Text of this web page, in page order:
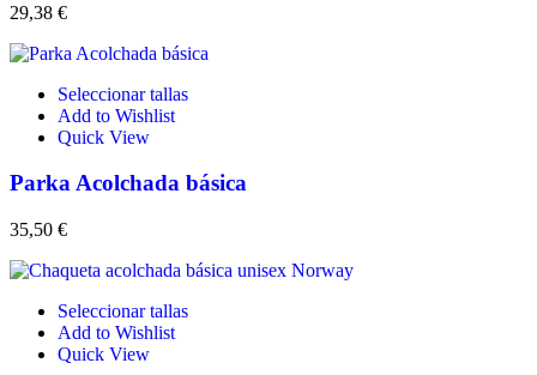
29,38 €
Seleccionar tallas
Add to Wishlist
Quick View
Parka Acolchada básica
35,50 €
Seleccionar tallas
Add to Wishlist
Quick View